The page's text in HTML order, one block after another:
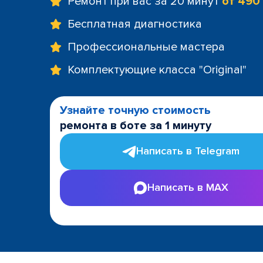
Бесплатная диагностика
Профессиональные мастера
Комплектующие класса "Original"
Узнайте точную стоимость
ремонта в боте за 1 минуту
Написать в Telegram
Написать в MAX